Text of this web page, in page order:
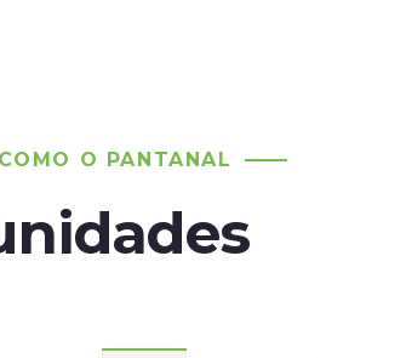
O PANTANAL